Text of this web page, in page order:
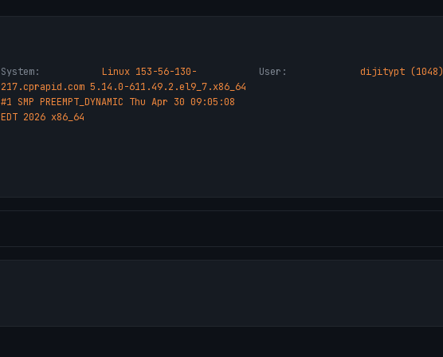
System:
Linux 153-56-130-
217.cprapid.com 5.14.0-611.49.2.el9_7.x86_64
#1 SMP PREEMPT_DYNAMIC Thu Apr 30 09:05:08
EDT 2026 x86_64
User: dijitypt (1048)